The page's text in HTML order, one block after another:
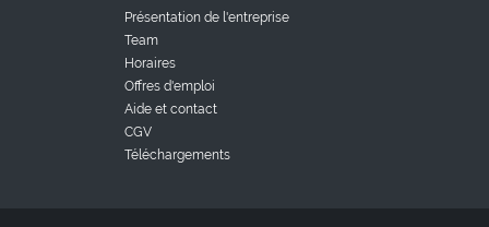
Présentation de l'entreprise
Team
Horaires
Offres d'emploi
Aide et contact
CGV
Téléchargements